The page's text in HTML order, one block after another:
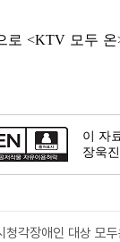
로 <KTV 모두 온
이 자
장욱
청각장애인 대상 모